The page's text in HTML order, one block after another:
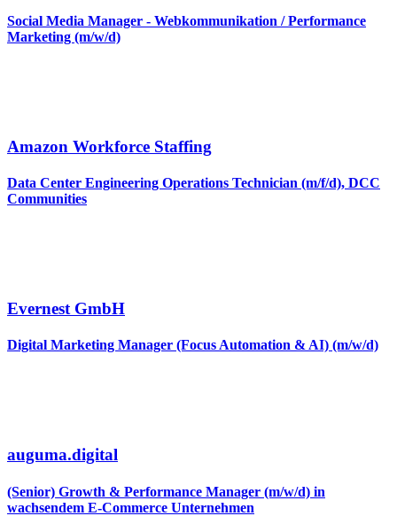
Social Media Manager - Webkommunikation / Performance
Marketing (m/w/d)
Amazon Workforce Staffing
Data Center Engineering Operations Technician (m/f/d), DCC
Communities
Evernest GmbH
Digital Marketing Manager (Focus Automation & AI) (m/w/d)
auguma.digital
(Senior) Growth & Performance Manager (m/w/d) in
wachsendem E-Commerce Unternehmen